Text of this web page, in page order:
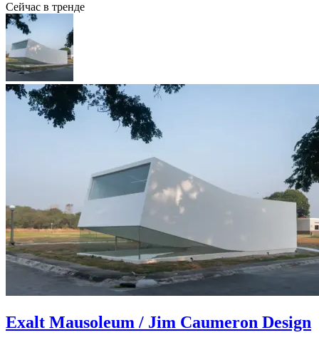
Сейчас в тренде
Exalt Mausoleum / Jim Caumeron Design